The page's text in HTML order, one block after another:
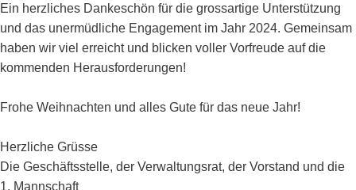
Ein herzliches Dankeschön für die grossartige Unterstützung
und das unermüdliche Engagement im Jahr 2024. Gemeinsam
haben wir viel erreicht und blicken voller Vorfreude auf die
kommenden Herausforderungen!
Frohe Weihnachten und alles Gute für das neue Jahr!
Herzliche Grüsse
Die Geschäftsstelle, der Verwaltungsrat, der Vorstand und die
1. Mannschaft